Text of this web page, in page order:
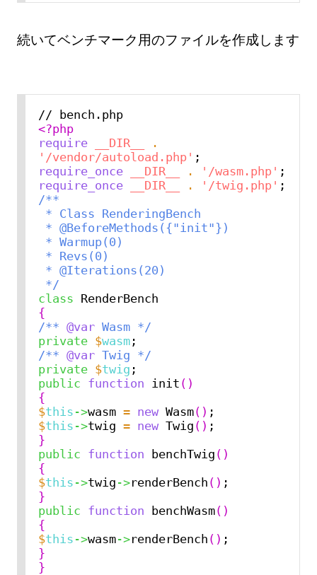
続いてベンチマーク用のファイルを作成します
// bench.php
<?php
require
__DIR__
.
'/vendor/autoload.php'
require_once
__DIR__ . '/wasm.php'
require_once
__DIR__ . '/twig.php'
/**
* Class RenderingBench
* @BeforeMethods({"init"})
* Warmup(0)
* Revs(0)
* @Iterations(20)
*/
class
{
/** @var Wasm */
private $wasm
/** @var Twig */
private $twig
public function init ()
{
$this ->wasm = new Wasm()
$this ->twig = new Twig ()
}
public function benchTwig ()
{
$this ->twig ->renderBench ()
}
public function benchWasm()
{
$this ->wasm->renderBench ()
}
}